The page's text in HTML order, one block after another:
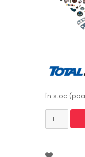
În stoc
Cantitate
Rulment
Case